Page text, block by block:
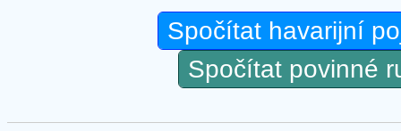
Spočítat havarijní
Spočítat povinné